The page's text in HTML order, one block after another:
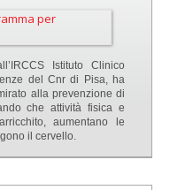
Istituto Clinico
del Cnr di Pisa, ha
alla prevenzione di
che attività fisica e
aumentano le
il cervello.